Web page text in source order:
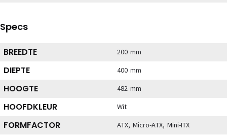
Specs
BREEDTE 200 mm
DIEPTE 400 mm
HOOGTE 482 mm
HOOFDKLEUR Wit
FORMFACTOR ATX, Micro-ATX, Mini-ITX